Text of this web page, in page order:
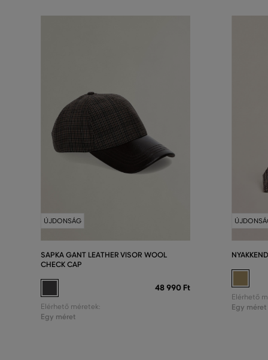
ÚJDONSÁG
SAPKA GANT LEATHER VISOR WOOL
CHECK CAP
48 990 Ft
Elérhető méretek:
Egy méret
Elérhető
Egy méret